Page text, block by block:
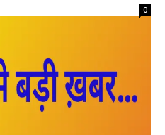
0